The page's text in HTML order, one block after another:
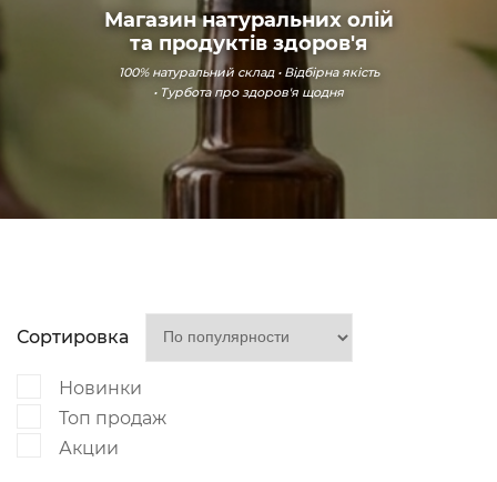
Магазин натуральних олій
та продуктів здоров'я
100% натуральний склад • Відбірна якість
• Турбота про здоров'я щодня
Новинки
Топ продаж
Акции
Сортировка